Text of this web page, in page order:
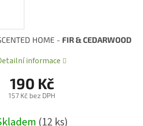
190 Kč
157 Kč bez DPH
cena:(12 ks)
HOME - FIR & CEDARWOOD
informace